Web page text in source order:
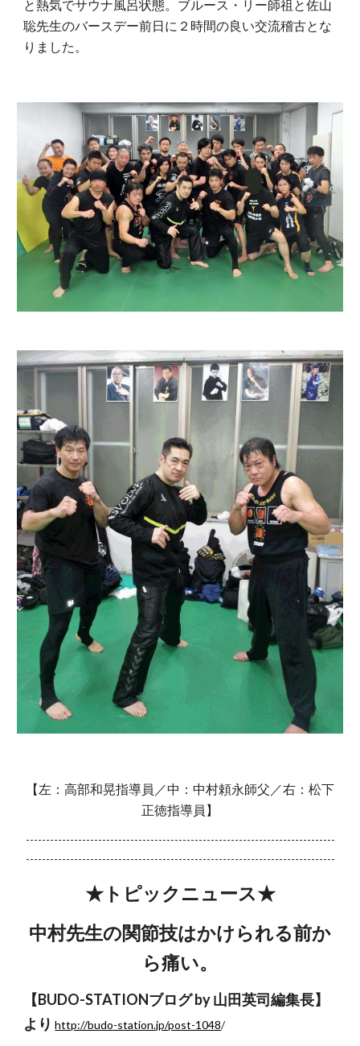
と熱気でサウナ風呂状態。ブルース・リー師祖と佐山
聡先生のバースデー前日に２時間の良い交流稽古とな
りました。
【左：高部和晃指導員／中：中村頼永師父／右：松下
正徳指導員】
-----------------------------------------------------------------------------
-----------------------------------------------------------------------------
★トピックニュース★
中村先生の関節技はかけられる前か
ら痛い。
【BUDO-STATIONブログ by 山田英司編集長】
より http://budo-station.jp/post-1048/